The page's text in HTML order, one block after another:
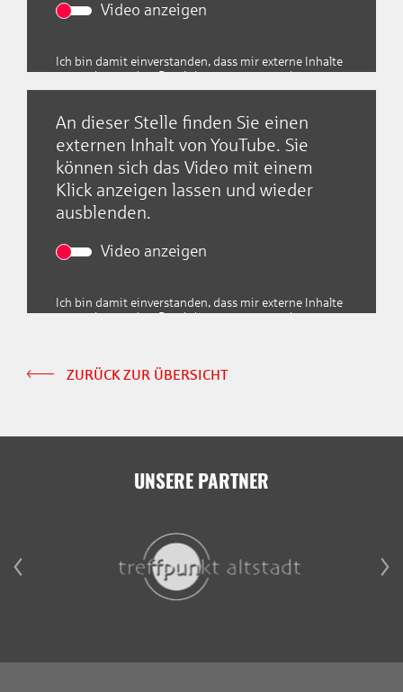
Video anzeigen
Ich bin damit einverstanden, dass mir externe Inhalte
angezeigt werden. Damit können personenbezogene
Daten an Drittplattformen übermittelt werden.
Datenschutzerklärung
Empfohlener externer
Inhalt
An dieser Stelle finden Sie einen
externen Inhalt von YouTube. Sie
können sich das Video mit einem
Klick anzeigen lassen und wieder
ausblenden.
Video anzeigen
Ich bin damit einverstanden, dass mir externe Inhalte
angezeigt werden. Damit können personenbezogene
Krawall & Kekse
ZURÜCK ZUR ÜBERSICHT
UNSERE PARTNER